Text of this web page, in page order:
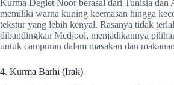
Kurma Deglet Noor berasal dari Tunisia dan
memiliki warna kuning keemasan hingga
tekstur yang lebih kenyal. Rasanya tidak
dibandingkan Medjool, menjadikannya
untuk campuran dalam masakan dan
4. Kurma Barhi (Irak)